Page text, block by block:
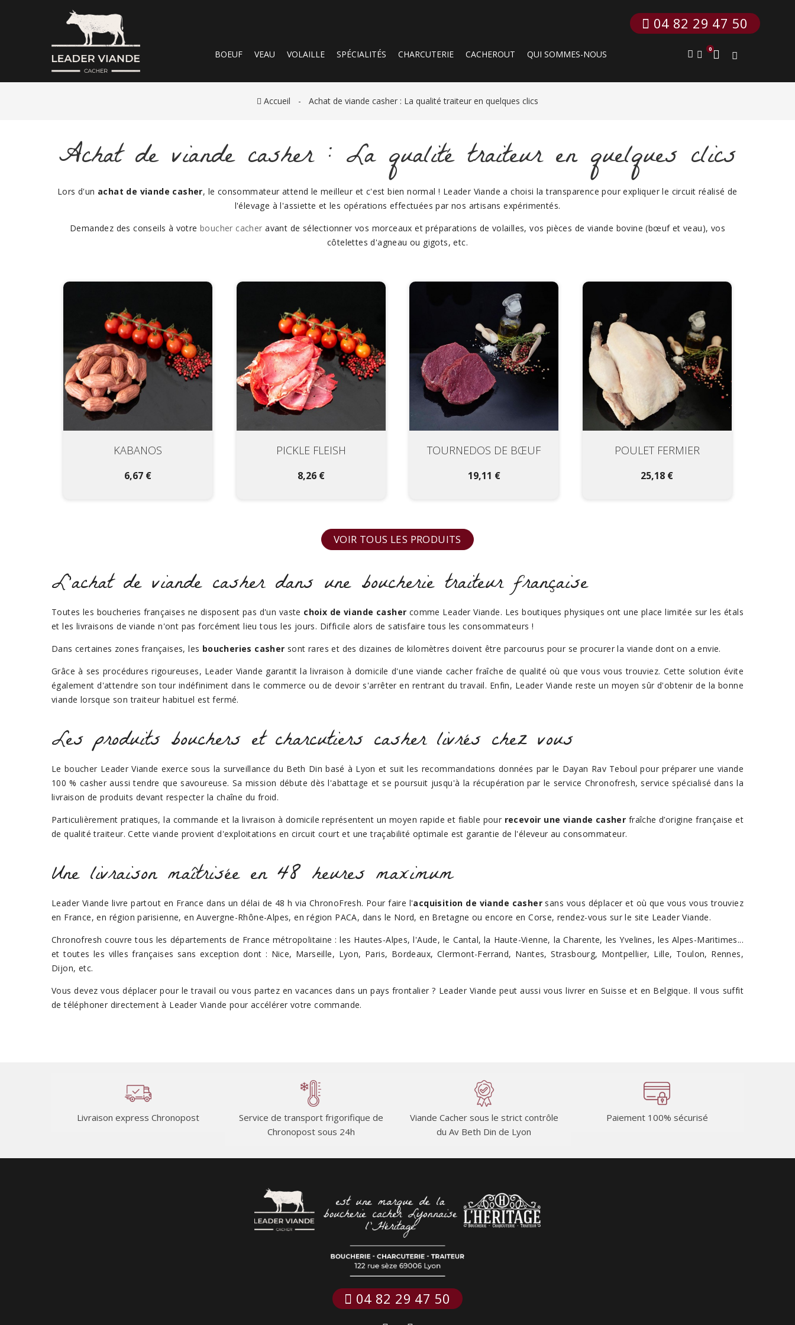
04 82 29 47 50
BOEUF VEAU VOLAILLE SPÉCIALITÉS CHARCUTERIE CACHEROUT QUI SOMMES-NOUS 0
Accueil Achat de viande casher : La qualité traiteur en quelques clics
Achat de viande casher : La qualité traiteur en quelques clics
Lors d'un achat de viande casher, le consommateur attend le meilleur et c'est bien normal ! Leader Viande a choisi la transparence pour expliquer le circuit réalisé de
l'élevage à l'assiette et les opérations effectuées par nos artisans expérimentés.
Demandez des conseils à votreboucher cacher avant de sélectionner vos morceaux et préparations de volailles, vos pièces de viande bovine (bœuf et veau), vos
côtelettes d'agneau ou gigots, etc.
KABANOS
6,67 €
PICKLE FLEISH
8,26 €
TOURNEDOS DE BŒUF
19,11 €
POULET FERMIER
25,18 €
VOIR TOUS LES PRODUITS
L'achat de viande casher dans une boucherie traiteur française
Toutes les boucheries françaises ne disposent pas d'un vaste choix de viande casher comme Leader Viande. Les boutiques physiques ont une place limitée sur les étals
et les livraisons de viande n'ont pas forcément lieu tous les jours. Difficile alors de satisfaire tous les consommateurs !
Dans certaines zones françaises, les boucheries casher sont rares et des dizaines de kilomètres doivent être parcourus pour se procurer la viande dont on a envie.
Grâce à ses procédures rigoureuses, Leader Viande garantit la livraison à domicile d'une viande cacher fraîche de qualité où que vous vous trouviez. Cette solution évite
également d'attendre son tour indéfiniment dans le commerce ou de devoir s'arrêter en rentrant du travail. Enfin, Leader Viande reste un moyen sûr d'obtenir de la bonne
viande lorsque son traiteur habituel est fermé.
Les produits bouchers et charcutiers casher livrés chez vous
Le boucher Leader Viande exerce sous la surveillance du Beth Din basé à Lyon et suit les recommandations données par le Dayan Rav Teboul pour préparer une viande
100 % casher aussi tendre que savoureuse. Sa mission débute dès l'abattage et se poursuit jusqu'à la récupération par le service Chronofresh, service spécialisé dans la
livraison de produits devant respecter la chaîne du froid.
Particulièrement pratiques, la commande et la livraison à domicile représentent un moyen rapide et fiable pour recevoir une viande casher fraîche d’origine française et
de qualité traiteur. Cette viande provient d'exploitations en circuit court et une traçabilité optimale est garantie de l'éleveur au consommateur.
Une livraison maîtrisée en 48 heures maximum
Leader Viande livre partout en France dans un délai de 48 h via ChronoFresh. Pour faire l'acquisition de viande cashersans vous déplacer et où que vous vous trouviez
en France, en région parisienne, en Auvergne-Rhône-Alpes, en région PACA, dans le Nord, en Bretagne ou encore en Corse, rendez-vous sur le site Leader Viande.
Chronofresh couvre tous les départements de France métropolitaine : les Hautes-Alpes, l'Aude, le Cantal, la Haute-Vienne, la Charente, les Yvelines, les Alpes-Maritimes...
et toutes les villes françaises sans exception dont : Nice, Marseille, Lyon, Paris, Bordeaux, Clermont-Ferrand, Nantes, Strasbourg, Montpellier, Lille, Toulon, Rennes,
Dijon, etc.
Vous devez vous déplacer pour le travail ou vous partez en vacances dans un pays frontalier ? Leader Viande peut aussi vous livrer en Suisse et en Belgique. Il vous suffit
de téléphoner directement à Leader Viande pour accélérer votre commande.
Livraison express Chronopost
Service de transport frigorifique de
Chronopost sous 24h
Viande Cacher sous le strict contrôle
du Av Beth Din de Lyon
Paiement 100% sécurisé
04 82 29 47 50